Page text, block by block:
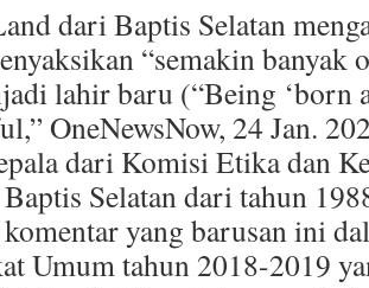
dari Baptis Selatan
“semakin
lahir baru (“Being ‘born
OneNewsNow, 24 Jan.
dari Komisi Etika dan
Selatan dari tahun
yang barusan ini
Umum tahun 2018-2019